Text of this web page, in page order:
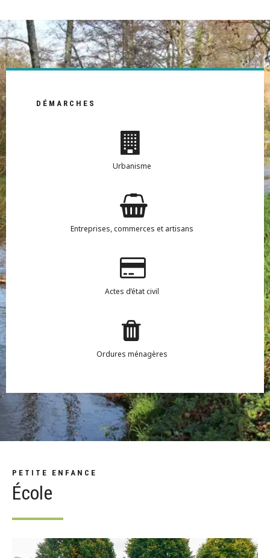
DÉMARCHES
Urbanisme
Entreprises, commerces et artisans
Actes d’état civil
Ordures ménagères
PETITE ENFANCE
École